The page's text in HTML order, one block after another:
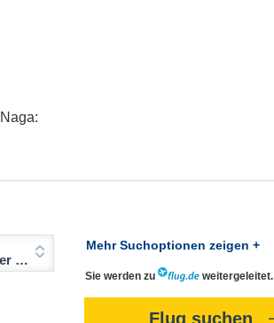
Mehr Suchoptionen zeigen +
Sie werden zu weitergeleitet.
Flug suchen